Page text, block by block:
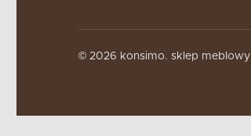
© 2026 konsimo. sklep meblowy